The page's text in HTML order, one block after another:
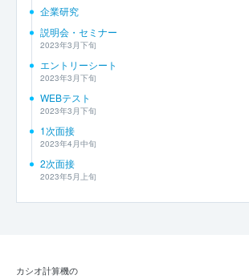
企業研究
説明会・セミナー
2023年3月下旬
エントリーシート
2023年3月下旬
WEBテスト
2023年3月下旬
1次面接
2023年4月中旬
2次面接
2023年5月上旬
カシオ計算機の